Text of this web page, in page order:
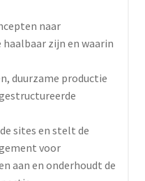
naar
zijn en waarin
duurzame productie
sites en stelt de
voor
aan en onderhoudt de